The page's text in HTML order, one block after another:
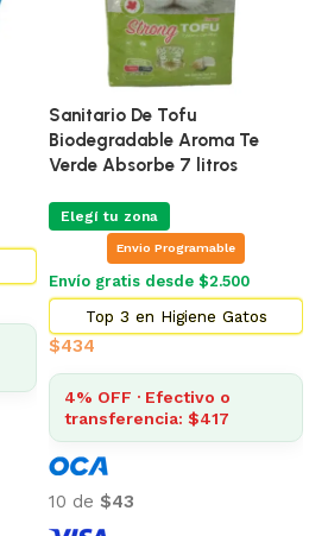
Sanitario De Tofu
Biodegradable Aroma Te
Verde Absorbe 7 litros
Elegí tu zona
Envio Programable
Envío gratis desde $2.500
Top 3 en Higiene Gatos
$434
4% OFF · Efectivo o
transferencia: $417
10 de $43